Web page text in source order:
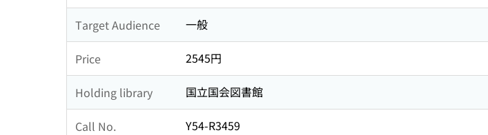
Target Audience 一般
Price 2545円
Holding library 国立国会図書館
Call No.
Y54-R3459